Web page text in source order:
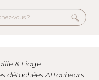
& Liage
détachées Attacheurs